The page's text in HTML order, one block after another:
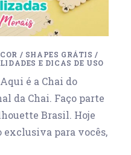
/ SHAPES GRÁTIS /
E DICAS DE USO
é a Chai do
da Chai. Faço parte
Brasil. Hoje
para vocês,